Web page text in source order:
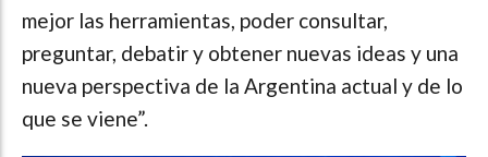
mejor las herramientas, poder consultar,
preguntar, debatir y obtener nuevas ideas y una
nueva perspectiva de la Argentina actual y de lo
que se viene”.